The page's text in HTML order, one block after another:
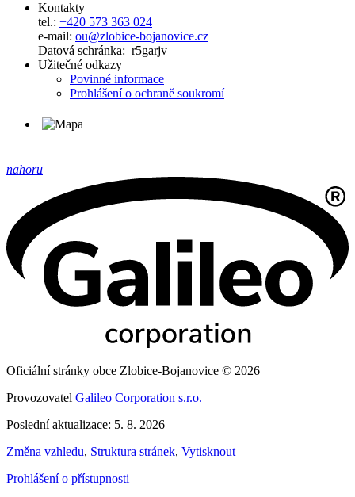
Kontakty
tel.: +420 573 363 024
e-mail: ou@zlobice-bojanovice.cz
Datová schránka: r5garjv
Užitečné odkazy
Povinné informace
Prohlášení o ochraně soukromí
nahoru
Oficiální stránky obce Zlobice-Bojanovice © 2026
Provozovatel Galileo Corporation s.r.o.
Poslední aktualizace: 5. 8. 2026
Změna vzhledu, Struktura stránek, Vytisknout
Prohlášení o přístupnosti